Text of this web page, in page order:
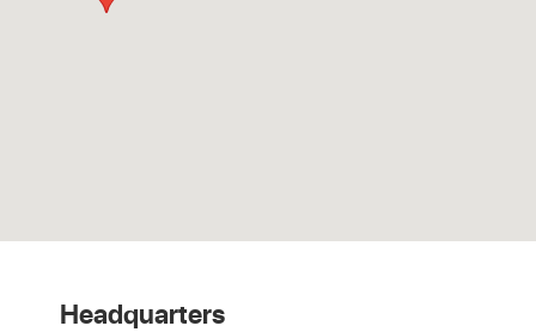
Headquarters